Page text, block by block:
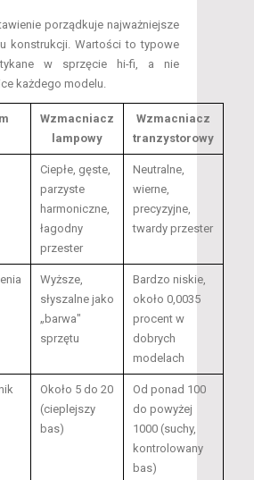
porządkuje najważniejsze
konstrukcji. Wartości to typowe
w sprzęcie hi-fi, a nie
każdego modelu.
Wzmacniacz
lampowy
Wzmacniacz
tranzystorowy
Ciepłe, gęste,
parzyste
harmoniczne,
łagodny
przester
Neutralne,
wierne,
precyzyjne,
twardy przester
Wyższe,
słyszalne jako
„barwa"
sprzętu
Bardzo niskie,
około 0,0035
procent w
dobrych
modelach
Około 5 do 20
(cieplejszy
bas)
Od ponad 100
do powyżej
1000 (suchy,
kontrolowany
bas)